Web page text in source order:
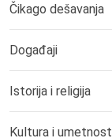
Čikago dešavanja
Događaji
Istorija i religija
Kultura i umetnost